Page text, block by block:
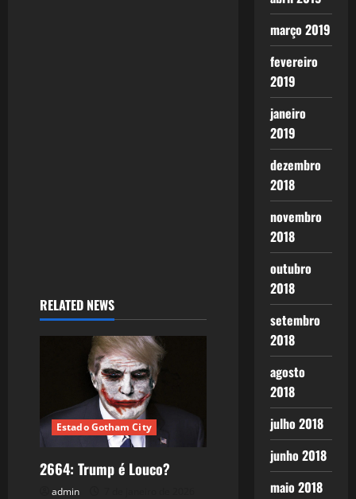
RELATED NEWS
Estado Gotham City
2664: Trump é Louco?
admin
março 2019
fevereiro
2019
janeiro
2019
dezembro
2018
novembro
2018
outubro
2018
setembro
2018
agosto
2018
julho 2018
junho 2018
maio 2018